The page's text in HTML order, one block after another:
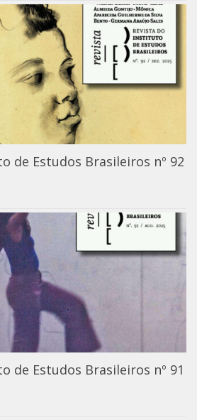
de Estudos Brasileiros nº 92
de Estudos Brasileiros nº 91